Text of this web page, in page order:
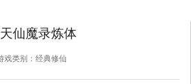
仙魔录炼体
戏类别：经典修仙